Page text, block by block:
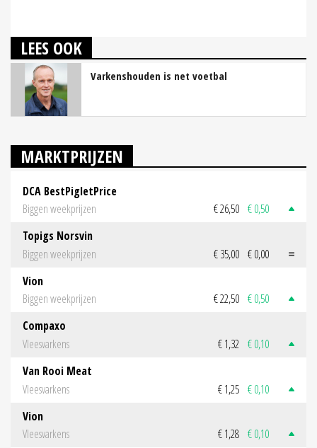
LEES OOK
Varkenshouden is net voetbal
MARKTPRIJZEN
DCA BestPigletPrice
Biggen weekprijzen
€ 26,50 € 0,50
Topigs Norsvin
Biggen weekprijzen
€ 35,00 € 0,00
Vion
Biggen weekprijzen
€ 22,50 € 0,50
Compaxo
Vleesvarkens
€ 1,32 € 0,10
Van Rooi Meat
Vleesvarkens
€ 1,25 € 0,10
Vion
Vleesvarkens
€ 1,28 € 0,10